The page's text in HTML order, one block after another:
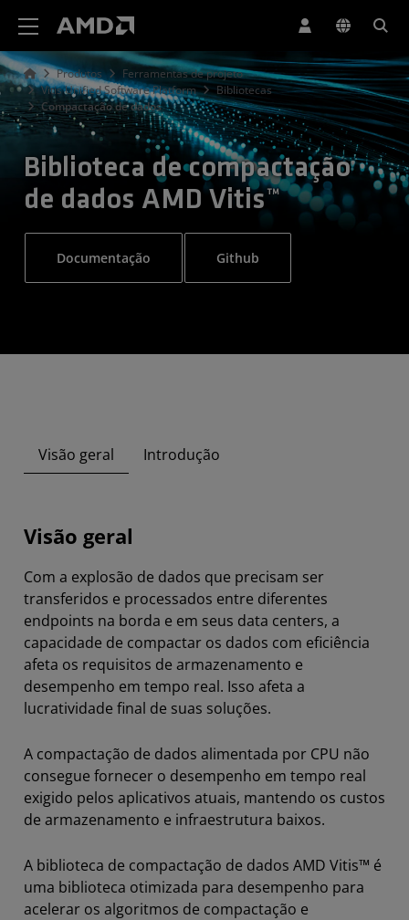
Produtos
Ferramentas de projeto
Vitis Unified Software Platform
Bibliotecas
Compactação de dados
Biblioteca de compactação
de dados AMD Vitis™
Documentação Github
Visão geral Introdução
Visão geral
Com a explosão de dados que precisam ser
transferidos e processados entre diferentes
endpoints na borda e em seus data centers, a
capacidade de compactar os dados com eficiência
afeta os requisitos de armazenamento e
desempenho em tempo real. Isso afeta a
lucratividade final de suas soluções.
A compactação de dados alimentada por CPU não
consegue fornecer o desempenho em tempo real
exigido pelos aplicativos atuais, mantendo os custos
de armazenamento e infraestrutura baixos.
A biblioteca de compactação de dados AMD Vitis™ é
uma biblioteca otimizada para desempenho para
acelerar os algoritmos de compactação e